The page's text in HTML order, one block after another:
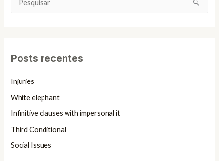
u
p
o
Posts recentes
Injuries
White elephant
Infinitive clauses with impersonal it
Third Conditional
Social Issues